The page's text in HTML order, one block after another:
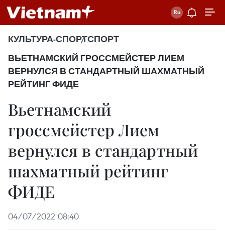
КУЛЬТУРА-СПОРТСПОРТ
ВЬЕТНАМСКИЙ ГРОССМЕЙСТЕР ЛИЕМ
ВЕРНУЛСЯ В СТАНДАРТНЫЙ ШАХМАТНЫЙ
РЕЙТИНГ ФИДЕ
Вьетнамский
гроссмейстер Лием
вернулся в стандартный
шахматный рейтинг
ФИДЕ
04/07/2022 08:40